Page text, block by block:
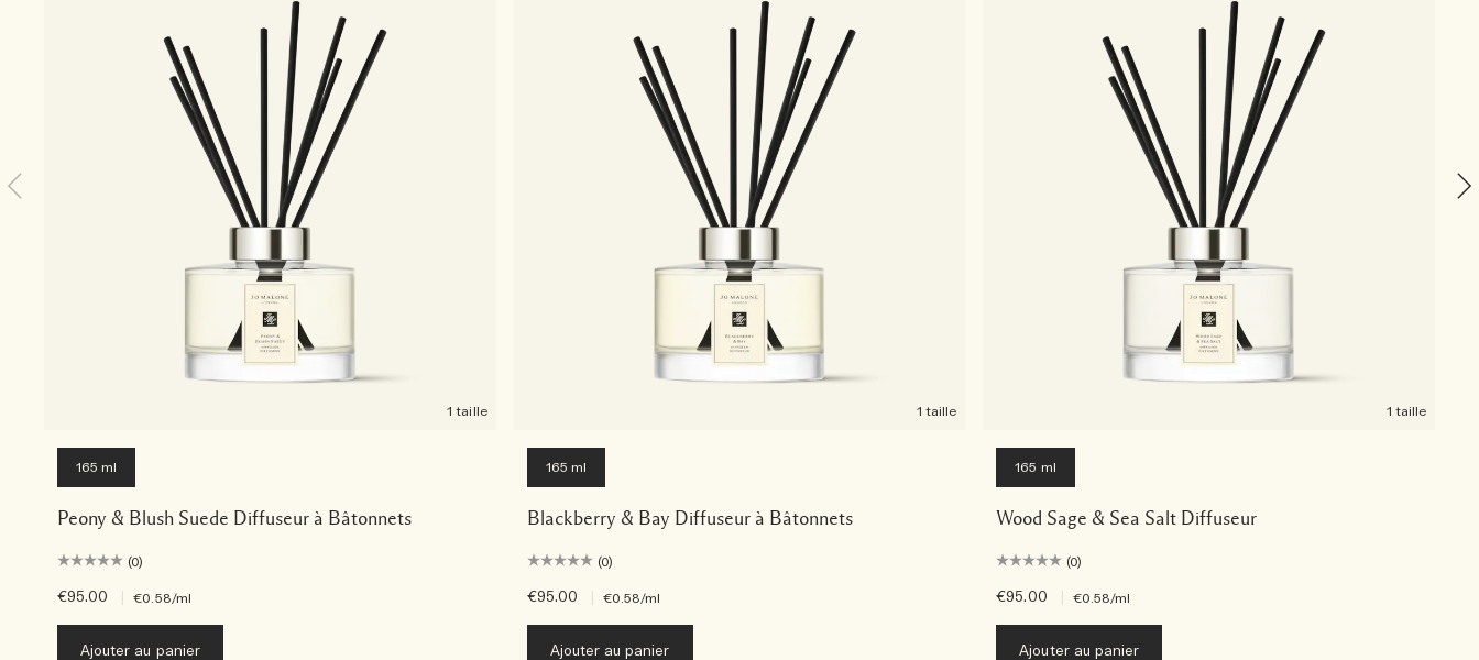
1 taille
165 ml
Peony & Blush Suede Diffuseur à Bâtonnets
(0)
€95.00 €0.58/ml
Ajouter au panier
1 taille
165 ml
Blackberry & Bay Diffuseur à Bâtonnets
(0)
€95.00 €0.58/ml
Ajouter au panier
1 taille
165 ml
Wood Sage & Sea Salt Diffuseur
(0)
€95.00 €0.58/ml
Ajouter au panier